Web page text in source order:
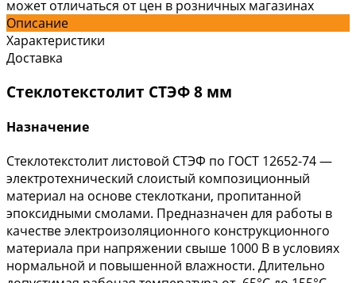
может отличаться от цен в розничных магазинах
Описание
Характеристики
Доставка
Стеклотекстолит СТЭФ 8 мм
Назначение
Стеклотекстолит листовой СТЭФ по ГОСТ 12652-74 —
электротехнический слоистый композиционный
материал на основе стеклоткани, пропитанной
эпоксидными смолами. Предназначен для работы в
качестве электроизоляционного конструкционного
материала при напряжении свыше 1000 В в условиях
нормальной и повышенной влажности. Длительно